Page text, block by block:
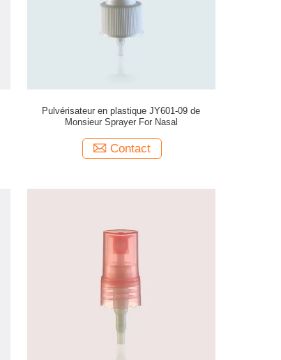
Pulvérisateur en plastique JY601-09 de
Monsieur Sprayer For Nasal
Contact